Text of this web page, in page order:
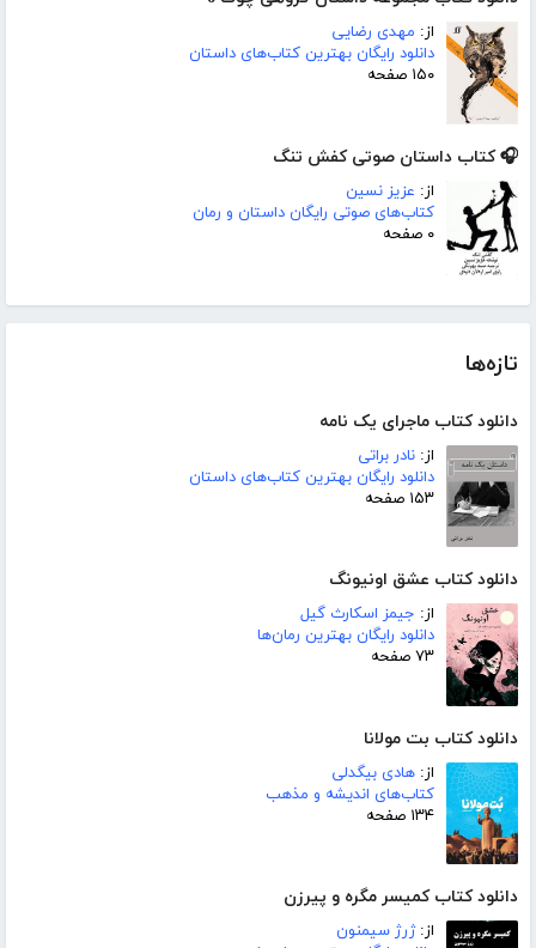
از: مهدی رضایی
دانلود رایگان بهترین کتاب‌های داستان
۱۵۰ صفحه
🎧 کتاب داستان صوتی کفش تنگ
از: عزیز نسین
کتاب‌های صوتی رایگان داستان و رمان
۰ صفحه
تازه‌ها
دانلود کتاب ماجرای یک نامه
از: نادر براتی
دانلود رایگان بهترین کتاب‌های داستان
۱۵۳ صفحه
دانلود کتاب عشق اونیونگ
از: جیمز اسکارث گیل
دانلود رایگان بهترین رمان‌ها
۷۳ صفحه
دانلود کتاب بت مولانا
از: هادی بیگدلی
کتاب‌های اندیشه و مذهب
۱۳۴ صفحه
دانلود کتاب کمیسر مگره و پیرزن
از:ژرژ سیمنون